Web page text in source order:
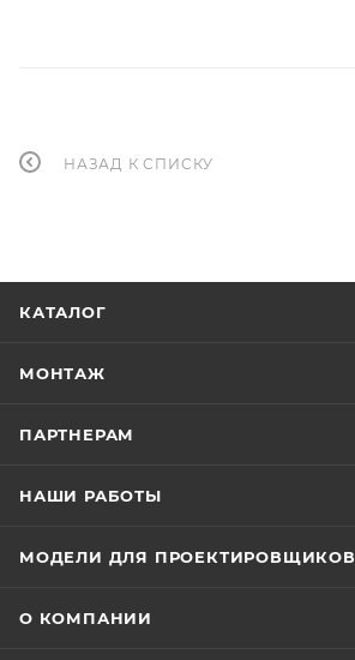
НАЗАД К СПИСКУ
КАТАЛОГ
МОНТАЖ
ПАРТНЕРАМ
НАШИ РАБОТЫ
МОДЕЛИ ДЛЯ ПРОЕКТИРОВЩИКОВ
О КОМПАНИИ